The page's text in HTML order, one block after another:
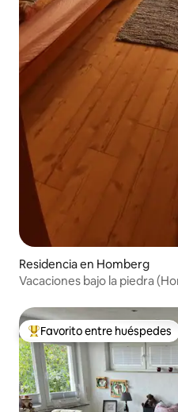
Residencia en Homberg
Vacaciones bajo la piedra
De los mejores en Favorito
Favorito entre huéspedes